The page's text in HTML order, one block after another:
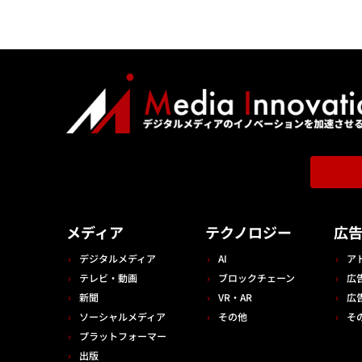
メディア
デジタルメディア
テレビ・動画
新聞
ソーシャルメディア
プラットフォーマー
出版
テクノロジー
AI
ブロックチェーン
VR・AR
その他
広
ア
広
広
そ